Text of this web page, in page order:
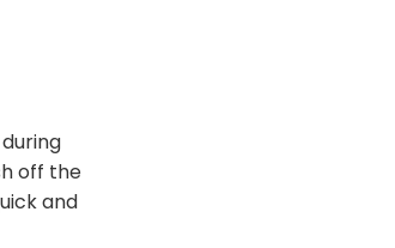
off the
and